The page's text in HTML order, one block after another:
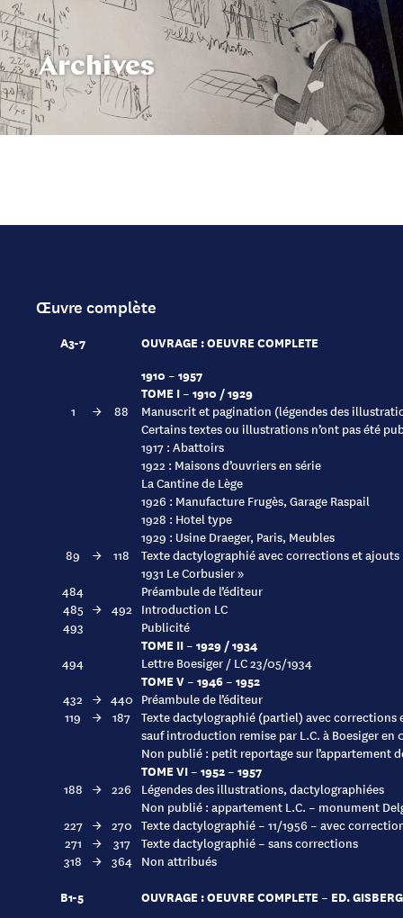
Archives
Œuvre complète
A3-7
OUVRAGE : OEUVRE COMPLETE
1910 – 1957
TOME I – 1910 / 1929
1 → 88
Manuscrit et pagination (légendes des
Certains textes ou illustrations n’ont pas été
1917 : Abattoirs
1922 : Maisons d’ouvriers en série
La Cantine de Lège
1926 : Manufacture Frugès, Garage Raspail
1928 : Hotel type
1929 : Usine Draeger, Paris, Meubles
89
→ 118
Texte dactylographié avec corrections et
1931 Le Corbusier »
484
Préambule de l’éditeur
485 → 492 Introduction LC
493
Publicité
TOME II – 1929 / 1934
494 Lettre Boesiger / LC 23/05/1934
TOME V – 1946 – 1952
432 → 440 Préambule de l’éditeur
119
→ 187 Texte dactylographié (partiel) avec corrections
sauf introduction remise par L.C. à Boesiger en
Non publié : petit reportage sur l’appartement
TOME VI – 1952 – 1957
188 → 226
Légendes des illustrations, dactylographiées
Non publié : appartement L.C. – monument
227 → 270 Texte dactylographié – 11/1956 – avec
271
→ 317
Texte dactylographié – sans corrections
318
→ 364 Non attribués
B1-5
OUVRAGE : OEUVRE COMPLETE – ED.